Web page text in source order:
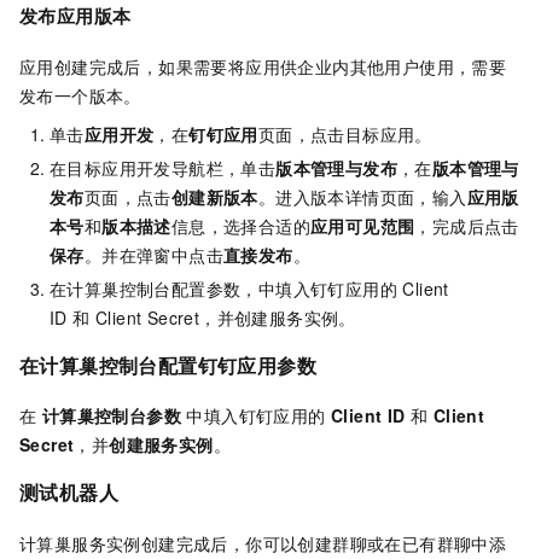
发布应用版本
应用创建完成后，如果需要将应用供企业内其他用户使用，需要
发布一个版本。
单击应用开发 ，在钉钉应用页面，点击目标应用。
在目标应用开发导航栏，单击版本管理与发布 ，在版本管理与
发布页面，点击创建新版本。进入版本详情页面，输入 应用版
本号和版本描述信息，选择合适的应用可见范围 ，完成后点击
保存。并在弹窗中点击直接发布。
在计算巢控制台配置参数，中填入钉钉应用的 Client
ID 和 Client Secret，并创建服务实例。
在计算巢控制台配置钉钉应用参数
在 计算巢控制台参数 中填入钉钉应用的Client ID 和 Client
Secret ，并创建服务实例。
测试机器人
计算巢服务实例创建完成后，你可以创建群聊或在已有群聊中添